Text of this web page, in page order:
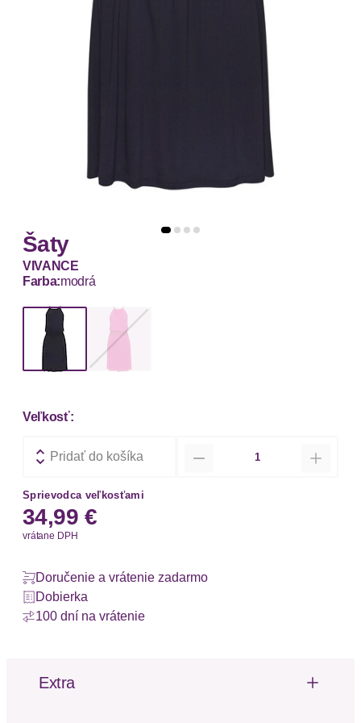
Šaty
VIVANCE
Farba:modrá
Veľkosť:
Pridať do košíka
Sprievodca veľkosťami
34,99 €
vrátane DPH
Doručenie a vrátenie zadarmo
Dobierka
100 dní na vrátenie
Extra